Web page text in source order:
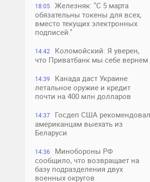
18:05
Железняк: "С 5 марта
обязательны токены для всех,
вместо текущих электронных
подписей."
14:42
Коломойский: Я уверен,
что Приватбанк мы себе вернем
14:39
Канада даст Украине
летальное оружие и кредит
почти на 400 млн долларов
14:37
Госдеп США рекомендовал
американцам выехать из
Беларуси
14:36
Минобороны РФ
сообщило, что возвращает на
базу подразделения двух
военных округов